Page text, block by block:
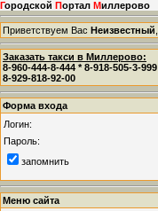
Городской Портал Миллерово
Приветствуем Вас Неизвестный
Заказать такси в Миллерово:
8-960-444-8-444 * 8-918-505-3-999
8-929-818-92-00
Форма входа
Логин:
Пароль:
запомнить
Меню сайта